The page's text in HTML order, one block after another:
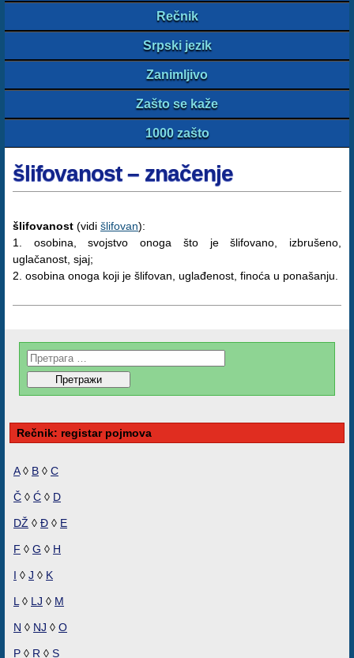
Rečnik
Srpski jezik
Zanimljivo
Zašto se kaže
1000 zašto
šlifovanost – značenje
šlifovanost (vidi šlifovan):
1. osobina, svojstvo onoga što je šlifovano, izbrušeno,
uglačanost, sjaj;
2. osobina onoga koji je šlifovan, uglađenost, finoća u ponašanju.
Rečnik: registar pojmova
A◊ B ◊ C
Č ◊ Ć ◊ D
DŽ ◊ Đ ◊ E
F ◊ G ◊ H
I ◊ J ◊ K
L ◊ LJ ◊ M
N ◊ NJ ◊ O
P ◊ R ◊ S